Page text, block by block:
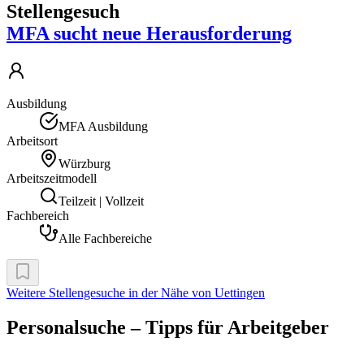
Stellengesuch
MFA sucht neue Herausforderung
Ausbildung
MFA Ausbildung
Arbeitsort
Würzburg
Arbeitszeitmodell
Teilzeit | Vollzeit
Fachbereich
Alle Fachbereiche
Weitere Stellengesuche in der Nähe von Uettingen
Personalsuche – Tipps für Arbeitgeber